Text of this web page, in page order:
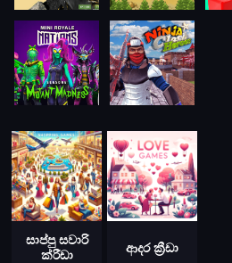
සාප්පු සවාරි
ක්රීඩා
ආදර ක්‍රීඩා